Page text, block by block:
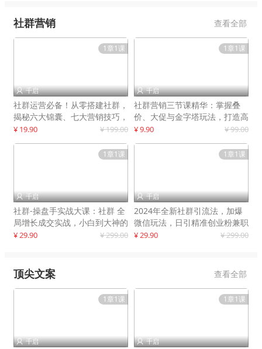
社群营销 查看全部
1章1课
 千启
社群运营必备！从零搭建社群，
揭秘六大锦囊、七大营销技巧，
打造火爆社群
¥ 19.90 ¥ 199.00
1章1课
 千启
社群营销三节课精华：掌握叠
价、大促与金字塔玩法，打造高
效营销体系
¥ 9.90 ¥ 99.00
1章1课
 千启
社群-操盘手实战大课：社群 全
局增长成交实战，小白到大神的
进阶之路
¥ 29.90 ¥ 299.00
1章1课
 千启
2024年全新社群引流法，加爆
微信玩法，日引精准创业粉兼职
粉200+
¥ 29.90 ¥ 299.00
顶尖文案 查看全部
1章1课
 千启
1章1课
 千启